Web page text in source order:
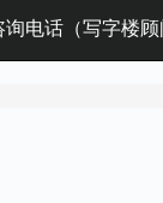
询电话（写字楼